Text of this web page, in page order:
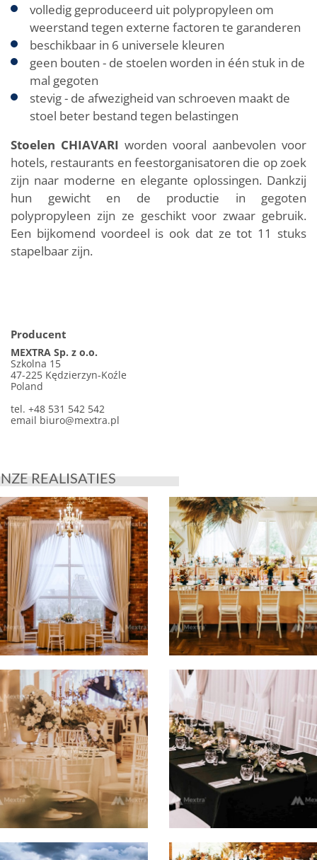
volledig geproduceerd uit polypropyleen om
weerstand tegen externe factoren te garanderen
beschikbaar in 6 universele kleuren
geen bouten - de stoelen worden in één stuk in de
mal gegoten
stevig - de afwezigheid van schroeven maakt de
stoel beter bestand tegen belastingen
Stoelen CHIAVARI worden vooral aanbevolen voor
hotels, restaurants en feestorganisatoren die op zoek
zijn naar moderne en elegante oplossingen. Dankzij
hun gewicht en de productie in gegoten
polypropyleen zijn ze geschikt voor zwaar gebruik.
Een bijkomend voordeel is ook dat ze tot 11 stuks
stapelbaar zijn.
Producent
MEXTRA Sp. z o.o.
Szkolna 15
47-225 Kędzierzyn-Koźle
Poland
tel. +48 531 542 542
email biuro@mextra.pl
REALISATIES